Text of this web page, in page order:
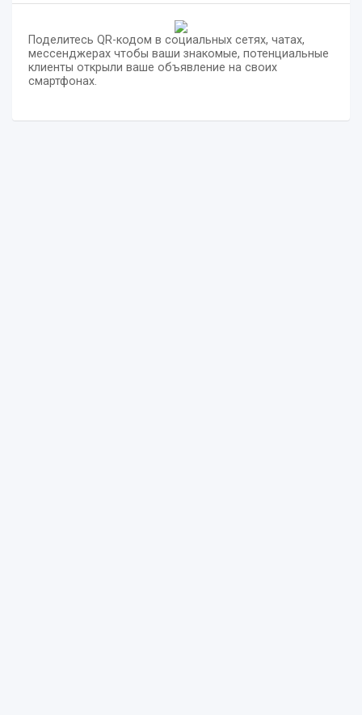
Поделитесь QR-кодом в социальных сетях, чатах,
мессенджерах чтобы ваши знакомые, потенциальные
клиенты открыли ваше объявление на своих
смартфонах.